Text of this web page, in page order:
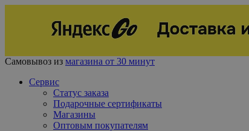
Самовывоз из магазина от 30 минут
Сервис
Статус заказа
Подарочные сертификаты
Магазины
Оптовым покупателям